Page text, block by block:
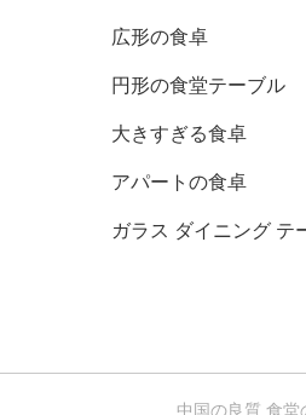
広形の食卓
円形の食堂テーブル
大きすぎる食卓
アパートの食卓
ガラス ダイニング テ
中国の良質 食